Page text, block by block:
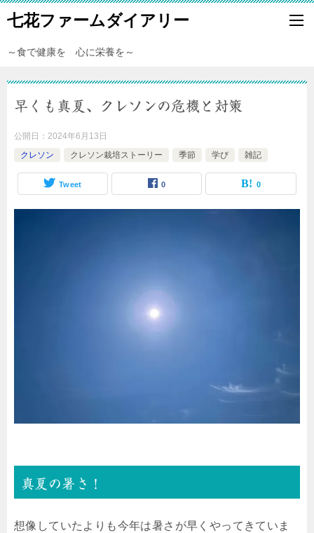
七花ファームダイアリー
～食で健康を 心に栄養を～
早くも真夏、クレソンの危機と対策
公開日： 2024年6月13日
クレソン
クレソン栽培ストーリー 季節 学び 雑記
Tweet 0 0
真夏の暑さ！
想像していたよりも今年は暑さが早くやってきていま